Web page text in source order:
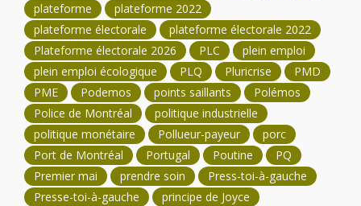
plateforme
plateforme 2022
plateforme électorale
plateforme électorale 2022
Plateforme électorale 2026
PLC
plein emploi
plein emploi écologique
PLQ Pluricrise
PMD
PME
Podemos points saillants
Polémos
Police de Montréal
politique industrielle
politique monétaire
Pollueur-payeur
porc
Port de Montréal
Portugal Poutine
PQ
Premier mai
prendre soin
Press-toi-à-gauche
Presse-toi-à-gauche
principe de Joyce